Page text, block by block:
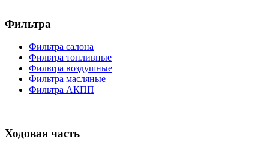
Фильтра
Фильтра салона
Фильтра топливные
Фильтра воздушные
Фильтра масляные
Фильтра АКПП
Ходовая часть